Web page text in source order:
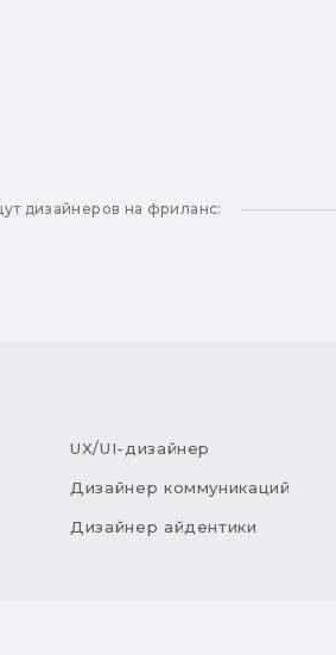
дизайнеров на фриланс:
UX/UI-дизайнер
Дизайнер коммуникаций
Дизайнер айдентики